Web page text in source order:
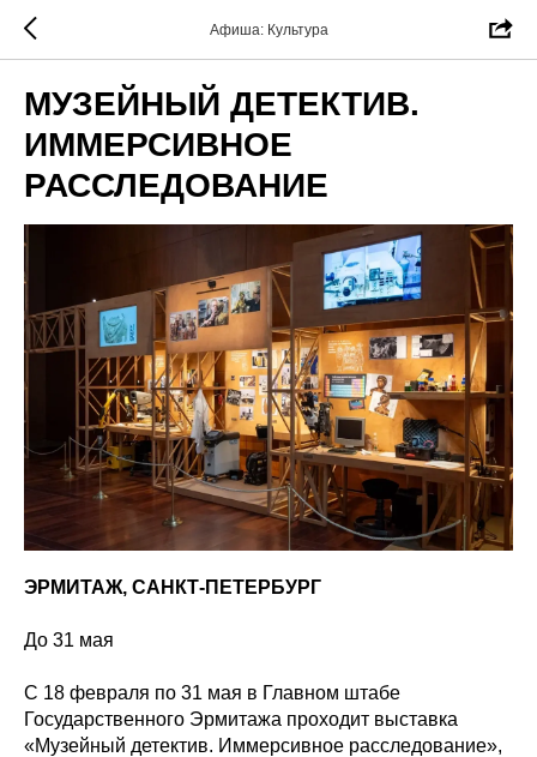
Афиша: Культура
МУЗЕЙНЫЙ ДЕТЕКТИВ.
ИММЕРСИВНОЕ
РАССЛЕДОВАНИЕ
ЭРМИТАЖ, САНКТ-ПЕТЕРБУРГ
До 31 мая
С 18 февраля по 31 мая в Главном штабе
Государственного Эрмитажа проходит выставка
«Музейный детектив. Иммерсивное расследование»,